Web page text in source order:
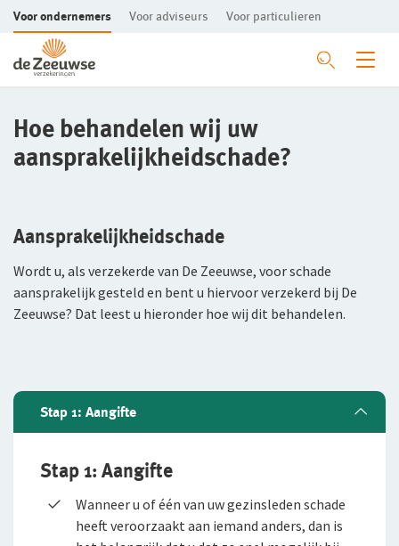
Ga direct naar de inhoud
Voor ondernemers Voor adviseurs Voor particulieren
Mkb-bedrijven
Aansprakelijkheid
Beroepsaansprakelijkheidsverzekering
Rechtsbijstand
Rechtbijstandverzekering
Bedrijfsschadeverzekering
Extra Kostenverzekering
CAR- en Montageverzekering
Milieuschadeverzekering
Agrarische bedrijven
Bedrijfsgebouwenverzekering
Bedrijfsuitrusting
Bedrijfsuitrustingverzekering
Rundveeverzekering
Aansprakelijkheid
Aansprakelijkheidsverzekering
Aansprakelijkheidsverzekering Particulier
Alle garageverzekeringen
Aansprakelijkheid
Aansprakelijkheidsverzekering
Bedrijfsgebouwenverzekering
Inventaris/Goederenverzekering
Elektronicaverzekering
Geldverzekering
Hippisch
Alle hippische verzekeringen
Bedrijfsgebouwen
Bedrijfsuitrusting
Bedrijfsuitrustingverzekering
Rechtsbijstand
Rechtsbijstandverzekering
Mijn personeel
Zieke werknemer
WGA-eigenrisicoverzekering
WIA-verzekering (WIA 0-tot-100 Plan)
ZW-eigenrisicoverzekering
Ongevallen
Ikzelf
Ondernemers-AOV
Preventieve diensten AOV
Verplichte AOV
Ontdek wat de verplichte AOV voor jou betekent
De Preventiesite
Het Preventieabonnement
Schade melden
Schade melden
Informatie autoschade
Inloggen
Hoe behandelen wij uw
aansprakelijkheidschade?
Aansprakelijkheidschade
Wordt u, als verzekerde van De Zeeuwse, voor schade
aansprakelijk gesteld en bent u hiervoor verzekerd bij De
Zeeuwse? Dat leest u hieronder hoe wij dit behandelen.
Stap 1: Aangifte
Stap 1: Aangifte
Wanneer u of één van uw gezinsleden schade
heeft veroorzaakt aan iemand anders, dan is